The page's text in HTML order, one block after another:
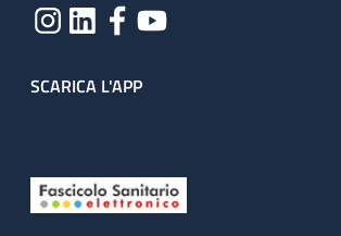
SCARICA L'APP